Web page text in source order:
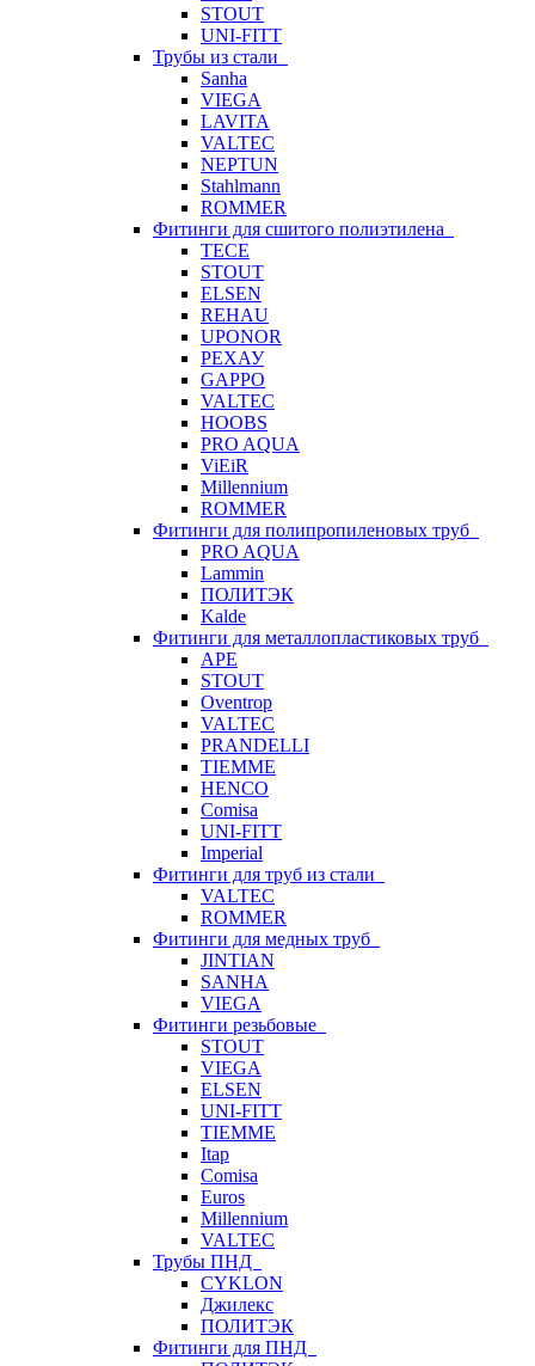
STOUT
UNI-FITT
Трубы из стали
Sanha
VIEGA
LAVITA
VALTEC
NEPTUN
Stahlmann
ROMMER
Фитинги для сшитого полиэтилена
TECE
STOUT
ELSEN
REHAU
UPONOR
РЕХАУ
GAPPO
VALTEC
HOOBS
PRO AQUA
ViEiR
Millennium
ROMMER
Фитинги для полипропиленовых труб
PRO AQUA
Lammin
ПОЛИТЭК
Kalde
Фитинги для металлопластиковых труб
APE
STOUT
Oventrop
VALTEC
PRANDELLI
TIEMME
HENCO
Comisa
UNI-FITT
Imperial
Фитинги для труб из стали
VALTEC
ROMMER
Фитинги для медных труб
JINTIAN
SANHA
VIEGA
Фитинги резьбовые
STOUT
VIEGA
ELSEN
UNI-FITT
TIEMME
Itap
Comisa
Euros
Millennium
VALTEC
Трубы ПНД
CYKLON
Джилекс
ПОЛИТЭК
Фитинги для ПНД